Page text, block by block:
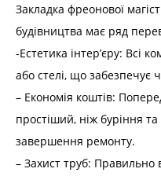
Закладка фреонової
будівництва має ряд
-Естетика інтер’єру: Всі
або стелі, що забезпечує
– Економія коштів:
простіший, ніж буріння
завершення ремонту.
– Захист труб: Правильно